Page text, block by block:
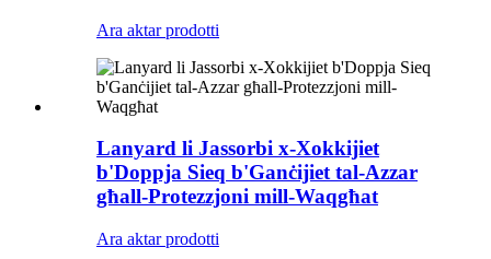
Ara aktar prodotti
Lanyard li Jassorbi x-Xokkijiet
b'Doppja Sieq b'Ganċijiet tal-Azzar
għall-Protezzjoni mill-Waqgħat
Ara aktar prodotti